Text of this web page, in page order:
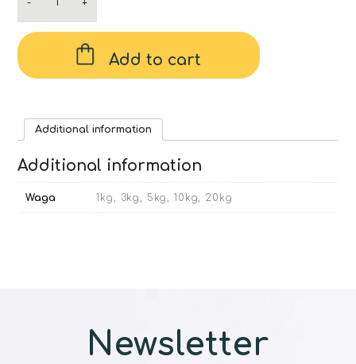
-
Product
5
quantity
+
Add to cart
Additional information
Additional information
Waga 1kg, 3kg, 5kg, 10kg, 20kg
Newsletter